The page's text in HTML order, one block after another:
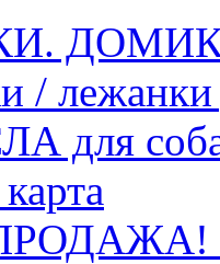
ДОМИКИ
/ лежанки
для